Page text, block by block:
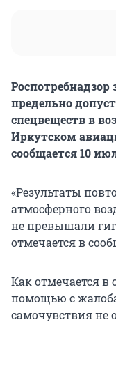
предельно
спецвеществ в
Иркутском
сообщается 10
«Результаты
атмосферного
не превышали
отмечается в
Как отмечается
помощью с
самочувствия не